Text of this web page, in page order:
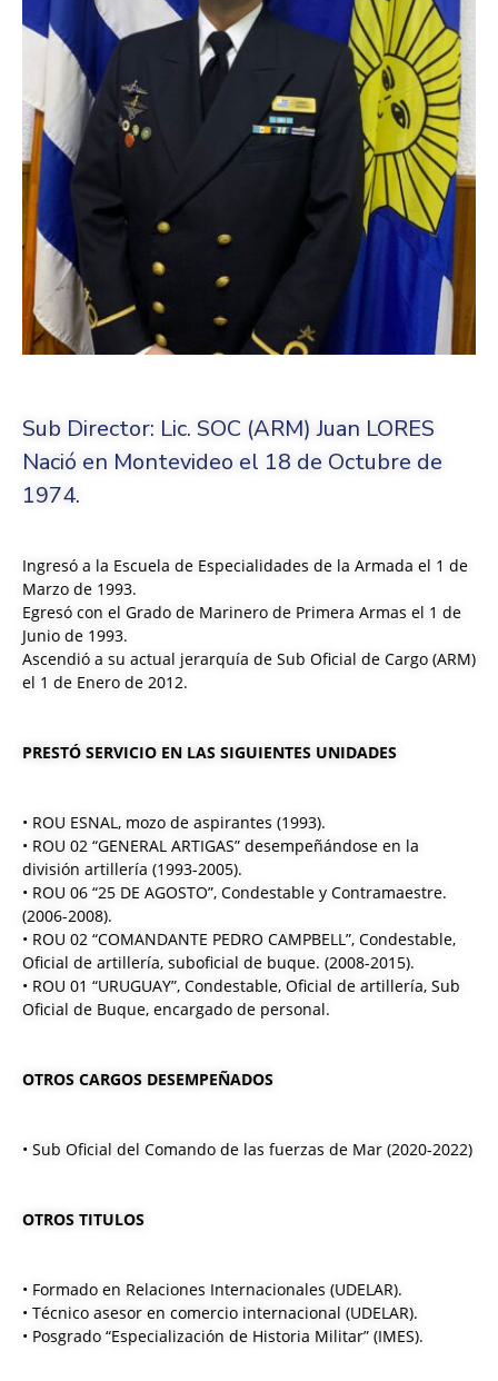
Sub Director: Lic. SOC (ARM) Juan LORES
Nació en Montevideo el 18 de Octubre de
1974.
Ingresó a la Escuela de Especialidades de la Armada el 1 de
Marzo de 1993.
Egresó con el Grado de Marinero de Primera Armas el 1 de
Junio de 1993.
Ascendió a su actual jerarquía de Sub Oficial de Cargo (ARM)
el 1 de Enero de 2012.
PRESTÓ SERVICIO EN LAS SIGUIENTES UNIDADES
• ROU ESNAL, mozo de aspirantes (1993).
• ROU 02 “GENERAL ARTIGAS” desempeñándose en la
división artillería (1993-2005).
• ROU 06 “25 DE AGOSTO”, Condestable y Contramaestre.
(2006-2008).
• ROU 02 “COMANDANTE PEDRO CAMPBELL”, Condestable,
Oficial de artillería, suboficial de buque. (2008-2015).
• ROU 01 “URUGUAY”, Condestable, Oficial de artillería, Sub
Oficial de Buque, encargado de personal.
OTROS CARGOS DESEMPEÑADOS
• Sub Oficial del Comando de las fuerzas de Mar (2020-2022)
OTROS TITULOS
• Formado en Relaciones Internacionales (UDELAR).
• Técnico asesor en comercio internacional (UDELAR).
• Posgrado “Especialización de Historia Militar” (IMES).